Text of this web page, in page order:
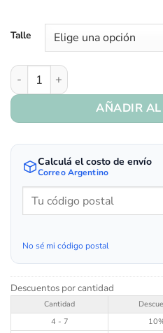
Talle
Art. 654/17- Lila cantidad
AÑADIR AL
Calculá el costo de envío
Correo Argentino
No sé mi código postal
Descuentos por cantidad
Cantidad
4 - 7